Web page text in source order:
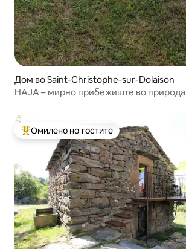
Дом во Saint-Christophe-sur-Dolaison
НАЈА – мирно прибежиште во природа
Меѓу најуспешните „Омилени на гостите“
Омилено на гостите